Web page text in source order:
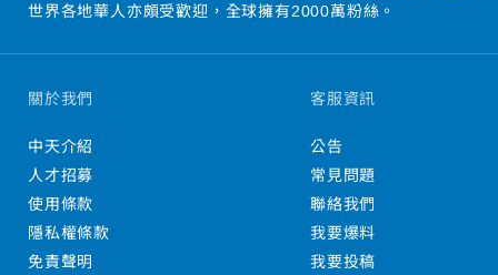
世界各地華人亦頗受歡迎，全球擁有2000萬粉絲。
關於我們
中天介紹
人才招募
使用條款
隱私權條款
免責聲明
客服資訊
公告
常見問題
聯絡我們
我要爆料
我要投稿